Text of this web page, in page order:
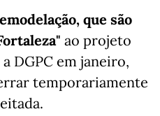
que são
ao projeto
DGPC em janeiro,
temporariamente